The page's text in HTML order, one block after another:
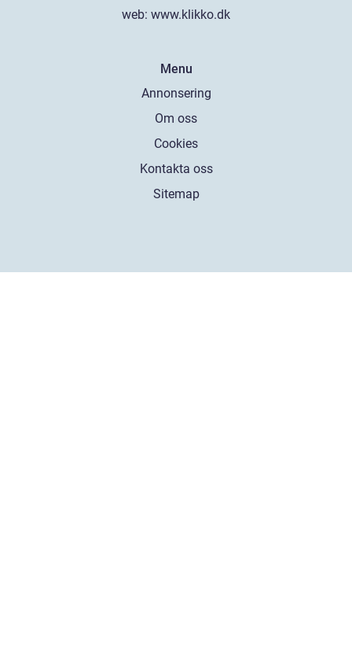
web: www.klikko.dk
Menu
Annonsering
Om oss
Cookies
Kontakta oss
Sitemap